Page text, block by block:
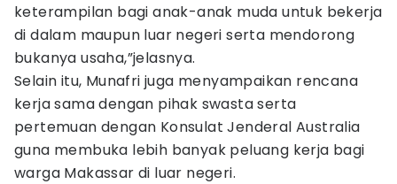
keterampilan bagi anak-anak muda untuk bekerja
di dalam maupun luar negeri serta mendorong
bukanya usaha,”jelasnya.
Selain itu, Munafri juga menyampaikan rencana
kerja sama dengan pihak swasta serta
pertemuan dengan Konsulat Jenderal Australia
guna membuka lebih banyak peluang kerja bagi
warga Makassar di luar negeri.